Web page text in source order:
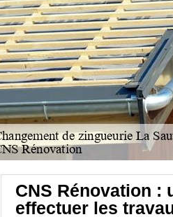
CNS Rénovation :
effectuer les